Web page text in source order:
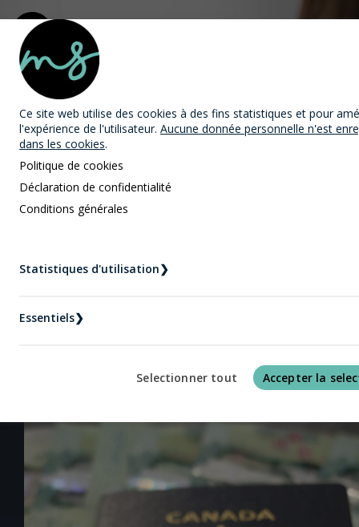
MAST Avocats
Nouvelles
Comment présenter une demande de résidence
Ce site web utilise des cookies à des fins statistiques et pour
l'expérience de l'utilisateur. Aucune donnée personnelle n'est
dans les cookies.
Politique de cookies
Déclaration de confidentialité
Conditions générales
Statistiques d'utilisation❯
Essentiels❯
Selectionner tout Accepter la